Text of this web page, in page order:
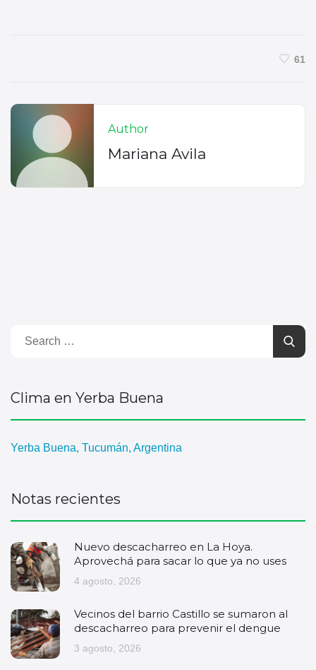
61
Author
Mariana Avila
Clima en Yerba Buena
Yerba Buena, Tucumán, Argentina
Notas recientes
Nuevo descacharreo en La Hoya.
Aprovechá para sacar lo que ya no uses
4 agosto, 2026
Vecinos del barrio Castillo se sumaron al
descacharreo para prevenir el dengue
3 agosto, 2026